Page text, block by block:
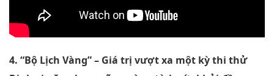
4. “Bộ Lịch Vàng” – Giá trị vượt xa một kỳ thi thử